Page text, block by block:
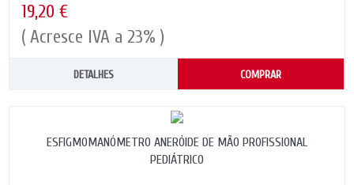
19,20 €
( Acresce IVA a 23% )
DETALHES COMPRAR
ESFIGMOMANÓMETRO ANERÓIDE DE MÃO PROFISSIONAL
PEDIÁTRICO